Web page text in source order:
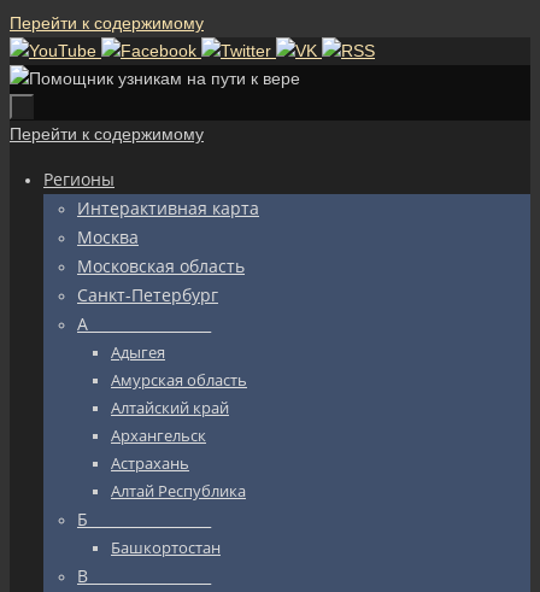
Перейти к содержимому
Перейти к содержимому
Регионы
Интерактивная карта
Москва
Московская область
Санкт-Петербург
А_________________
Адыгея
Амурская область
Алтайский край
Архангельск
Астрахань
Алтай Республика
Б_________________
Башкортостан
В_________________